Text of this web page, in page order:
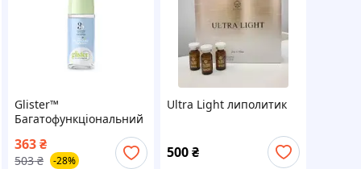
Glister™
Багатофункціональний
порожнини амвей
363₴
503 ₴ -28%
Ultra Light липолитик
500₴